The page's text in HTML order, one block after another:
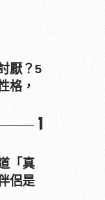
厭？5
格，
1
「真
侶是